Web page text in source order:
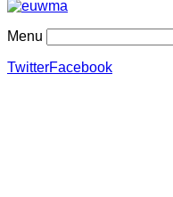
Menu
TwitterFacebook